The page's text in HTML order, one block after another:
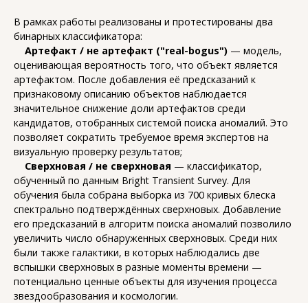
В рамках работы реализованы и протестированы два
бинарных классификатора:
Артефакт / не артефакт ("real-bogus") — модель,
оценивающая вероятность того, что объект является
артефактом. После добавления её предсказаний к
признаковому описанию объектов наблюдается
значительное снижение доли артефактов среди
кандидатов, отобранных системой поиска аномалий. Это
позволяет сократить требуемое время экспертов на
визуальную проверку результатов;
Сверхновая / не сверхновая — классификатор,
обученный по данным Bright Transient Survey. Для
обучения была собрана выборка из 700 кривых блеска
спектрально подтверждённых сверхновых. Добавление
его предсказаний в алгоритм поиска аномалий позволило
увеличить число обнаруженных сверхновых. Среди них
были также галактики, в которых наблюдались две
вспышки сверхновых в разные моменты времени —
потенциально ценные объекты для изучения процесса
звездообразования и космологии.